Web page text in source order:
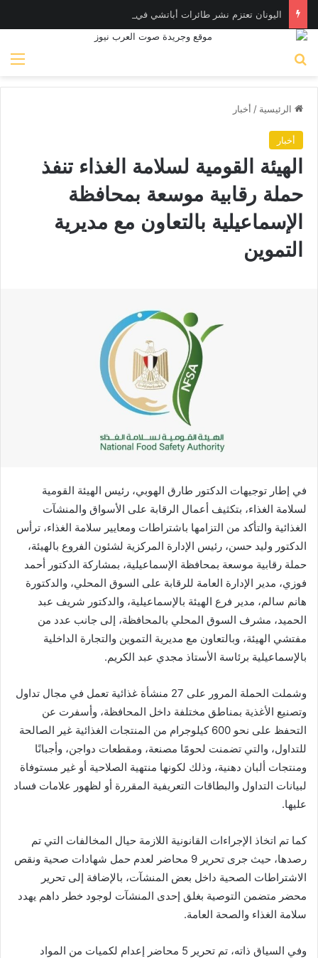
اليونان تعتزم نشر طائرات أباتشي في الإمارات لصيد المسـيّرات
الرئيسية / أخبار
أخبار
الهيئة القومية لسلامة الغذاء تنفذ
حملة رقابية موسعة بمحافظة
الإسماعيلية بالتعاون مع مديرية
التموين
في إطار توجيهات الدكتور طارق الهوبي، رئيس الهيئة القومية
لسلامة الغذاء، بتكثيف أعمال الرقابة على الأسواق والمنشآت
الغذائية والتأكد من التزامها باشتراطات ومعايير سلامة الغذاء، ترأس
الدكتور وليد حسن، رئيس الإدارة المركزية لشئون الفروع بالهيئة،
حملة رقابية موسعة بمحافظة الإسماعيلية، بمشاركة الدكتور أحمد
فوزي، مدير الإدارة العامة للرقابة على السوق المحلي، والدكتورة
هانم سالم، مدير فرع الهيئة بالإسماعيلية، والدكتور شريف عبد
الحميد، مشرف السوق المحلي بالمحافظة، إلى جانب عدد من
مفتشي الهيئة، وبالتعاون مع مديرية التموين والتجارة الداخلية
بالإسماعيلية برئاسة الأستاذ مجدي عبد الكريم.
وشملت الحملة المرور على 27 منشأة غذائية تعمل في مجال تداول
وتصنيع الأغذية بمناطق مختلفة داخل المحافظة، وأسفرت عن
التحفظ على نحو 600 كيلوجرام من المنتجات الغذائية غير الصالحة
للتداول، والتي تضمنت لحومًا مصنعة، ومقطعات دواجن، وأجبانًا
ومنتجات ألبان دهنية، وذلك لكونها منتهية الصلاحية أو غير مستوفاة
لبيانات التداول والبطاقات التعريفية المقررة أو لظهور علامات فساد
عليها.
كما تم اتخاذ الإجراءات القانونية اللازمة حيال المخالفات التي تم
رصدها، حيث جرى تحرير 9 محاضر لعدم حمل شهادات صحية ونقص
الاشتراطات الصحية داخل بعض المنشآت، بالإضافة إلى تحرير
محضر متضمن التوصية بغلق إحدى المنشآت لوجود خطر داهم يهدد
سلامة الغذاء والصحة العامة.
وفي السياق ذاته، تم تحرير 5 محاضر إعدام لكميات من المواد